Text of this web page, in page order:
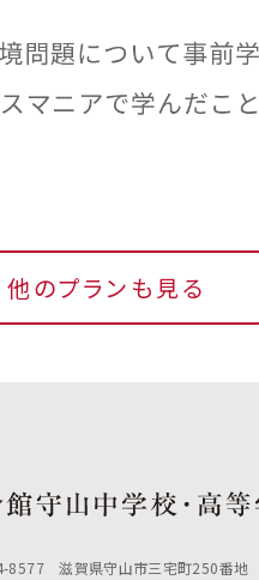
他のプランも見る
8577 滋賀県守山市三宅町250番地